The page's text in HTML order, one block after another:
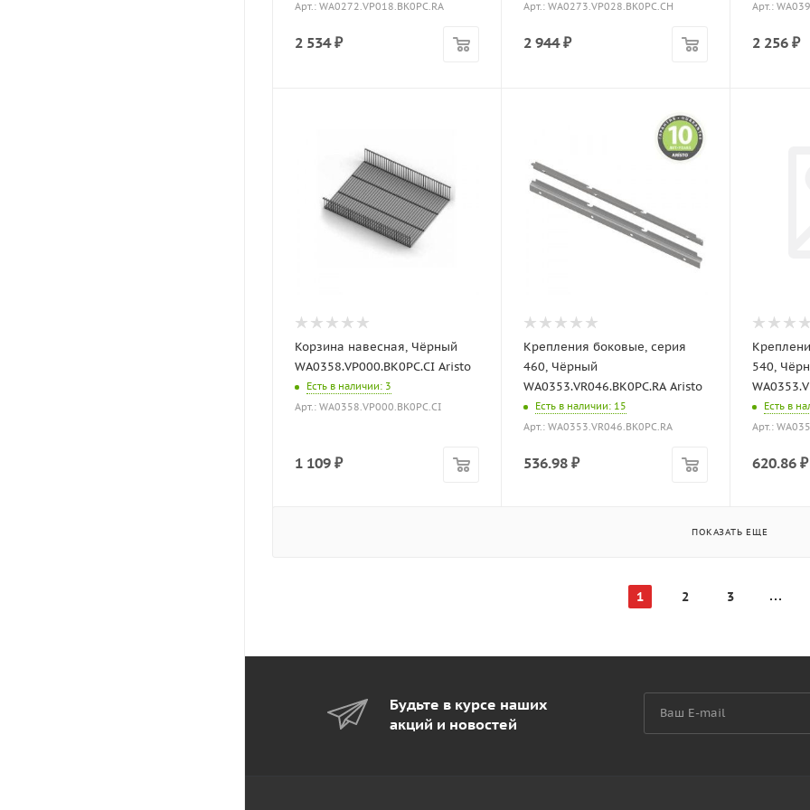
Арт.: WA0272.VP018.BK0PC.RA
2 534₽
Арт.: WA0273.VP028.BK0PC.CH
2 944₽
Арт.:
2 256 ₽
Корзина навесная, Чёрный
WA0358.VP000.BK0PC.CI Aristo
Есть в наличии: 3
Арт.: WA0358.VP000.BK0PC.CI
1 109 ₽
Крепления боковые, серия
460, Чёрный
WA0353.VR046.BK0PC.RA Aristo
Есть в наличии: 15
Арт.: WA0353.VR046.BK0PC.RA
536.98 ₽
540,
Есть в
Арт.:
620.86 ₽
ПОКАЗАТЬ ЕЩЕ
1 2 3
Будьте в курсе наших
акций и новостей